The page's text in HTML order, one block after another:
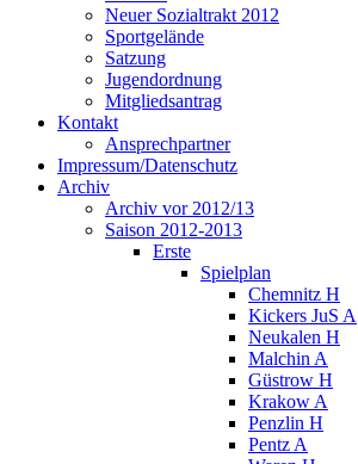
Neuer Sozialtrakt 2012
Sportgelände
Satzung
Jugendordnung
Mitgliedsantrag
Kontakt
Ansprechpartner
Impressum/Datenschutz
Archiv
Archiv vor 2012/13
Saison 2012-2013
Erste
Spielplan
Chemnitz H
Kickers JuS A
Neukalen H
Malchin A
Güstrow H
Krakow A
Penzlin H
Pentz A